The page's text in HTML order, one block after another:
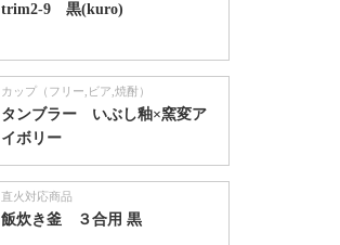
trim2-9 黒(kuro)
カップ（フリー,ビア,焼酎）
タンブラー いぶし釉×窯変ア
イボリー
直火対応商品
飯炊き釜 ３合用 黒